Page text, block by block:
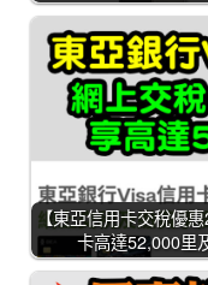
【東亞信用卡交稅優
卡高達52,000里